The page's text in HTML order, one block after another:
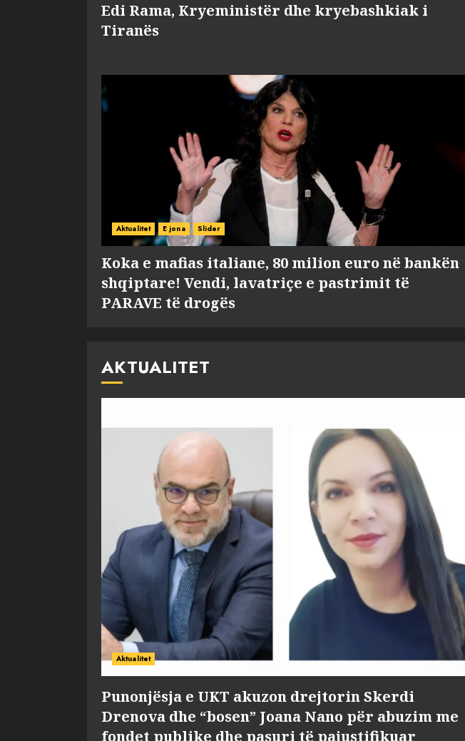
Edi Rama, Kryeministër dhe kryebashkiak i
Tiranës
Aktualitet E jona Slider
Koka e mafias italiane, 80 milion euro në bankën
shqiptare! Vendi, lavatriçe e pastrimit të
PARAVE të drogës
AKTUALITET
Aktualitet
Punonjësja e UKT akuzon drejtorin Skerdi
Drenova dhe “bosen” Joana Nano për abuzim me
fondet publike dhe pasuri të pajustifikuar